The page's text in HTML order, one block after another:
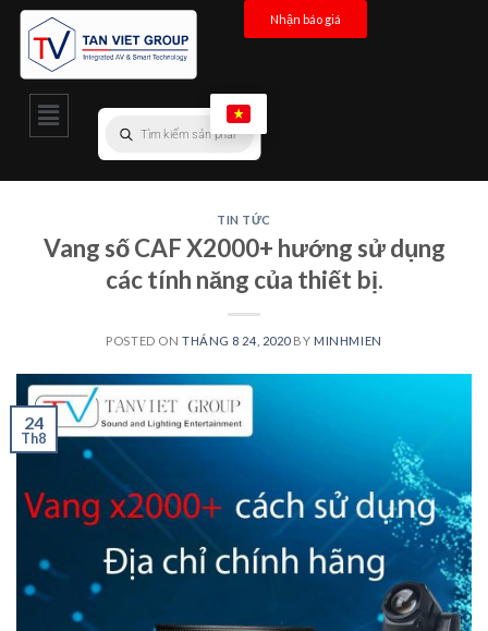
Nhận báo giá
TIN TỨC
Vang số CAF X2000+ hướng sử dụng
các tính năng của thiết bị.
POSTED ON THÁNG 8 24, 2020BY MINHMIEN
24
Th8